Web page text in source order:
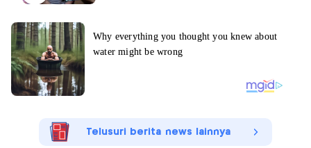
Telusuri berita news lainnya